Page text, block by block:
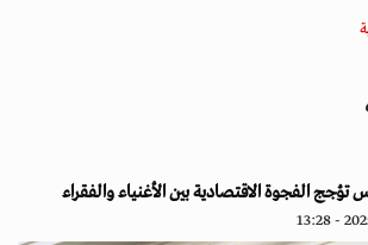
الفجوة الاقتصادية بين الأغنياء والفقراء